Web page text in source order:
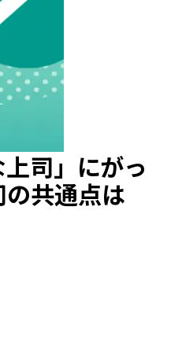
司」にがっ
共通点は